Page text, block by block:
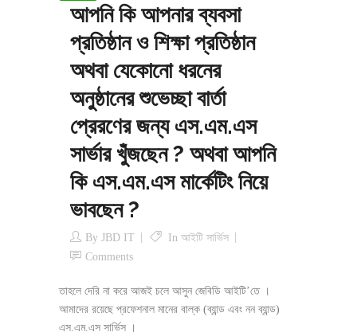
আপনি কি আপনার ব্যবসা
প্রতিষ্ঠান ও শিক্ষা প্রতিষ্ঠান
অথবা যেকোনো ধরনের
অনুষ্ঠানের শুভেচ্ছা বার্তা
প্রেরণের জন্য এস.এম.এস
সার্ভার খুঁজছেন ? অথবা আপনি
কি এস.এম.এস মার্কেটিং নিয়ে
ভাবছেন ?
By JBD IT In আইটি সার্ভিস
Comments
তাহলে দেরি না করে আজই চলে আসুন জেবিডি আইটি’তে ।
আমাদের রয়েছে প্রফেশনাল মানের বাল্ক (ব্যান্ড এবং নন ব্যান্ড)
এস.এম.এস সার্ভিস ।